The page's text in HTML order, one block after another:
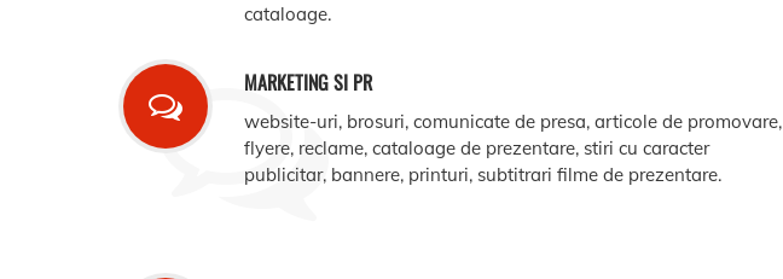
cataloage.
MARKETING SI PR
website-uri, brosuri, comunicate de presa, articole de promovare,
flyere, reclame, cataloage de prezentare, stiri cu caracter
publicitar, bannere, printuri, subtitrari filme de prezentare.